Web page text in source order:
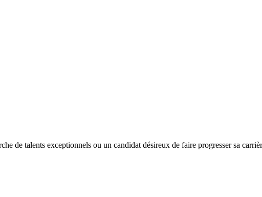
de talents exceptionnels ou un candidat désireux de faire progresser sa